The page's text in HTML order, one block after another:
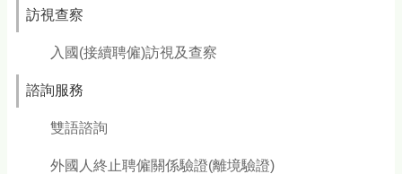
訪視查察
入國(接續聘僱)訪視及查察
諮詢服務
雙語諮詢
外國人終止聘僱關係驗證(離境驗證)